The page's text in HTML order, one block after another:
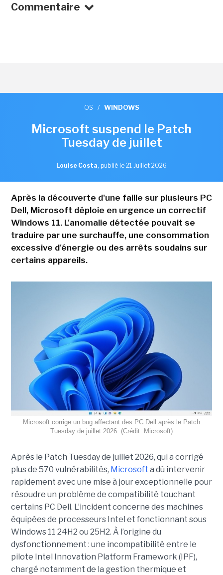
Commentaire
OS / WINDOWS
Microsoft suspend le Patch
Tuesday de juillet
Louise Costa, publié le 21 Juillet 2026
Après la découverte d'une faille sur plusieurs PC
Dell, Microsoft déploie en urgence un correctif
Windows 11. L'anomalie détectée pouvait se
traduire par une surchauffe, une consommation
excessive d'énergie ou des arrêts soudains sur
certains appareils.
Microsoft corrige un bug affectant des PC Dell après le Patch
Tuesday de juillet 2026. (Crédit: Microsoft)
Après le Patch Tuesday de juillet 2026, qui a corrigé
plus de 570 vulnérabilités, Microsoft a dû intervenir
rapidement avec une mise à jour exceptionnell e pour
résoudre un problème de compatibilité touchant
certains PC Dell. L’incident concerne des machines
équipées de processeurs Intel et fonctionnant sous
Windows 11 24H2 ou 25H2. À l’origine du
dysfonctionnement : une incompatibilité entre le
pilote Intel Innovation Platform Framework (IPF),
chargé notamment de la gestion thermique et